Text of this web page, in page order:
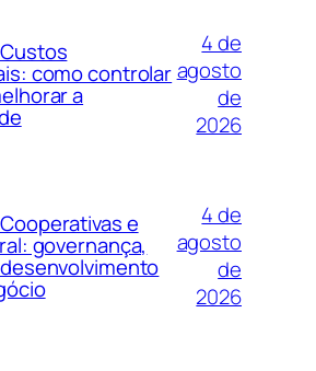
como controlar
a
4 de
agosto
de
2026
e
governança,
4 de
agosto
de
2026